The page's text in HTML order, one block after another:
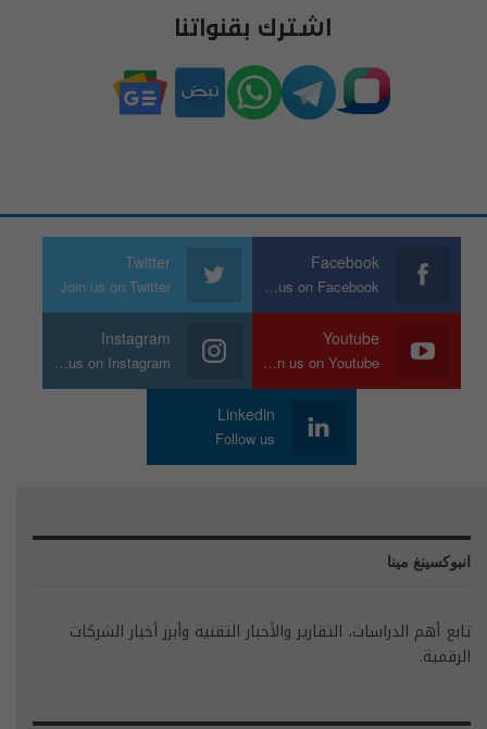
اشترك بقنواتنا
Facebook
Join us on Facebook
Twitter
Join us on Twitter
Youtube
Join us on Youtube
Instagram
Join us on Instagram
Linkedin
Follow us
انبوكسينغ مينا
تابع أهم الدراسات، التقارير والأخبار التقنية وأبرز أخبار الشركات
الرقمية.